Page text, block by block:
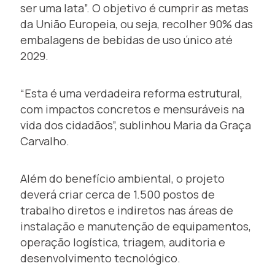
ser uma lata”. O objetivo é cumprir as metas
da União Europeia, ou seja, recolher 90% das
embalagens de bebidas de uso único até
2029.
“Esta é uma verdadeira reforma estrutural,
com impactos concretos e mensuráveis na
vida dos cidadãos”, sublinhou Maria da Graça
Carvalho.
Além do benefício ambiental, o projeto
deverá criar cerca de 1.500 postos de
trabalho diretos e indiretos nas áreas de
instalação e manutenção de equipamentos,
operação logística, triagem, auditoria e
desenvolvimento tecnológico.